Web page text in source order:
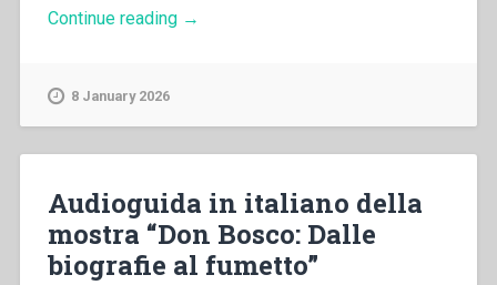
Continue reading “Audioguía
exposición
las
biografías
al
cómic»”
→
8 January 2026
Audioguida in italiano della
mostra “Don Bosco: Dalle
biografie al fumetto”